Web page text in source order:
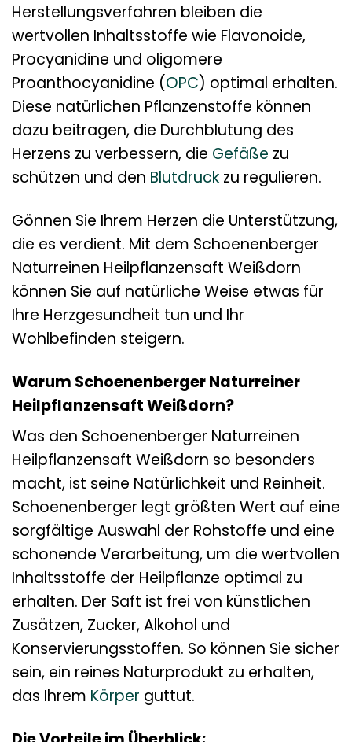
Herstellungsverfahren bleiben die
wertvollen Inhaltsstoffe wie Flavonoide,
Procyanidine und oligomere
Proanthocyanidine (OPC) optimal erhalten.
Diese natürlichen Pflanzenstoffe können
dazu beitragen, die Durchblutung des
Herzens zu verbessern, die Gefäße zu
schützen und den Blutdruck zu regulieren.
Gönnen Sie Ihrem Herzen die Unterstützung,
die es verdient. Mit dem Schoenenberger
Naturreinen Heilpflanzensaft Weißdorn
können Sie auf natürliche Weise etwas für
Ihre Herzgesundheit tun und Ihr
Wohlbefinden steigern.
Warum Schoenenberger Naturreiner
Heilpflanzensaft Weißdorn?
Was den Schoenenberger Naturreinen
Heilpflanzensaft Weißdorn so besonders
macht, ist seine Natürlichkeit und Reinheit.
Schoenenberger legt größten Wert auf eine
sorgfältige Auswahl der Rohstoffe und eine
schonende Verarbeitung, um die wertvollen
Inhaltsstoffe der Heilpflanze optimal zu
erhalten. Der Saft ist frei von künstlichen
Zusätzen, Zucker, Alkohol und
Konservierungsstoffen. So können Sie sicher
sein, ein reines Naturprodukt zu erhalten,
das Ihrem Körper guttut.